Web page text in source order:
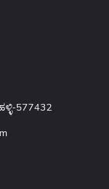
577432